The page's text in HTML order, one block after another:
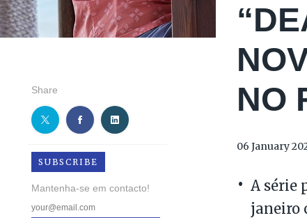
Share
SUBSCRIBE
Mantenha-se em contacto!
NO
06 January
A série
janeiro